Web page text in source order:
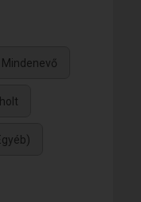
Mindenevő